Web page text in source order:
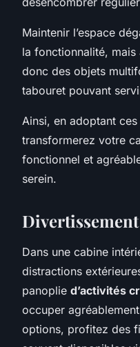
Maintenir l’espace
la fonctionnalité,
donc des objets
tabouret pouvant
Ainsi, en adoptant
transformerez votre
fonctionnel et
serein.
Dans une cabine
distractions
panoplie d’activités
occuper
options, profitez des